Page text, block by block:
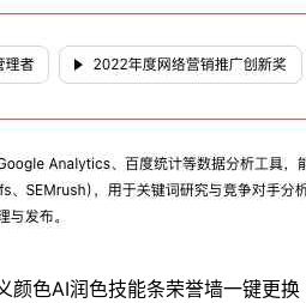
颜色AI润色技能条荣誉墙一键更换